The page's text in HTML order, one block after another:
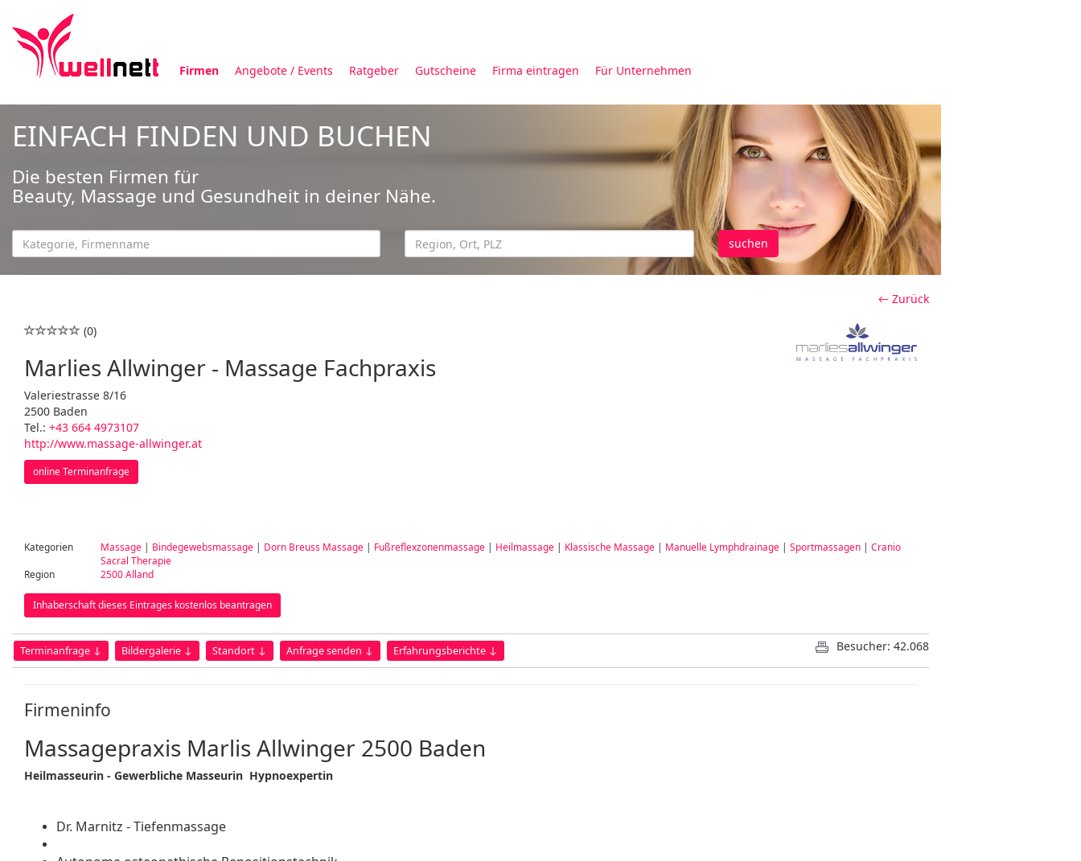
Firmen Angebote / Events Ratgeber Gutscheine Firma eintragen Für Unternehmen
EINFACH FINDEN UND BUCHEN
Die besten Firmen für
Beauty, Massage und Gesundheit in deiner Nähe.
suchen
← Zurück
(0)
Marlies Allwinger - Massage Fachpraxis
Valeriestrasse 8/16
2500 Baden
Tel.: +43 664 4973107
http://www.massage-allwinger.at
online Terminanfrage
Kategorien Massage | Bindegewebsmassage | Dorn Breuss Massage | Fußreflexzonenmassage | Heilmassage | Klassische Massage | Manuelle Lymphdrainage | Sportmassagen | Cranio
Sacral Therapie
Region
2500 Alland
Inhaberschaft dieses Eintrages kostenlos beantragen
Terminanfrage ↓ Bildergalerie ↓ Standort ↓ Anfrage senden ↓ Erfahrungsberichte ↓ Besucher: 42.068
Firmeninfo
Massagepraxis Marlis Allwinger 2500 Baden
Heilmasseurin - Gewerbliche Masseurin Hypnoexpertin
Dr. Marnitz - Tiefenmassage